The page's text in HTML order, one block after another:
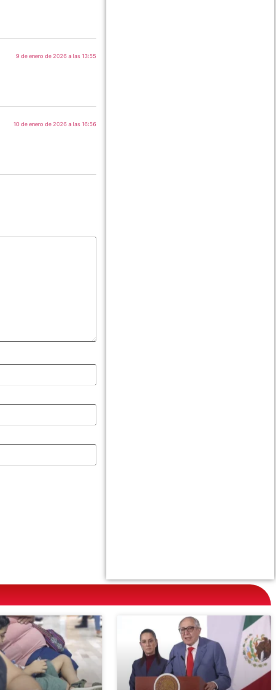
9 de enero de 2026 a las 13:55
10 de enero de 2026 a las 16:56